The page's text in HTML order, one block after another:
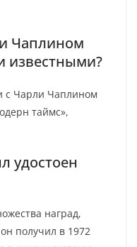
Чаплином
известными?
Чарли Чаплином
таймс»,
удостоен
наград,
получил в 1972